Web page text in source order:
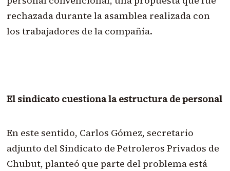
rechazada durante la asamblea realizada con
los trabajadores de la compañía.
El sindicato cuestiona la estructura de personal
En este sentido, Carlos Gómez, secretario
adjunto del Sindicato de Petroleros Privados de
Chubut, planteó que parte del problema está